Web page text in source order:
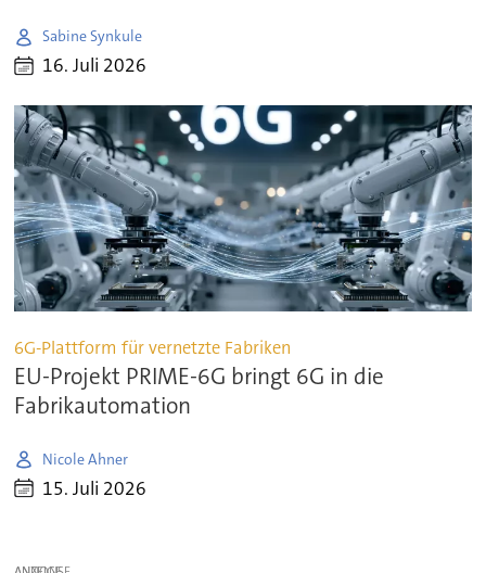
Sabine Synkule
16. Juli 2026
6G-Plattform für vernetzte Fabriken
EU-Projekt PRIME-6G bringt 6G in die
Fabrikautomation
Nicole Ahner
15. Juli 2026